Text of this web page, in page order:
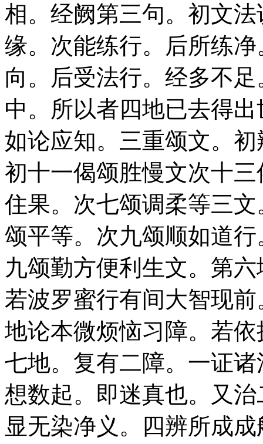
相。经阙第三句。初文
缘。次能练行。后所练
向。后受法行。经多不
中。所以者四地已去得
如论应知。三重颂文。
初十一偈颂胜慢文次十
住果。次七颂调柔等三
颂平等。次九颂顺如道
九颂勤方便利生文。第
若波罗蜜行有间大智现
地论本微烦恼习障。若
七地。复有二障。一证
想数起。即迷真也。又
显无染净义。四辨所成